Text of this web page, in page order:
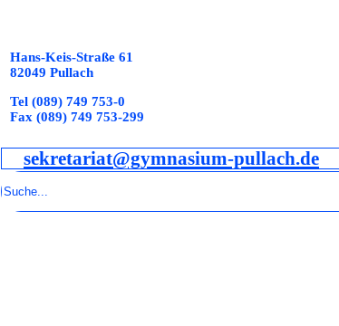
Hans-Keis-Straße 61
82049 Pullach
Tel (089) 749 753-0
Fax (089) 749 753-299
sekretariat@gymnasium-pullach.de
Suchen